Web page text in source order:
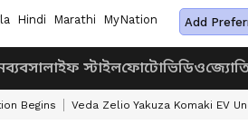
Hindi Marathi MyNation Add
ব্যবসালাইফ স্টাইলফোটোভিডিও
Begins Veda Zelio Yakuza Komaki EV